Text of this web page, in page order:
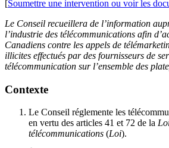
[Soumettre une intervention ou voir les
Le Conseil recueillera de l’information
l’industrie des télécommunications afin
Canadiens contre les appels de
illicites effectués par des fournisseurs de
télécommunication sur l’ensemble des
Contexte
Le Conseil réglemente les
en vertu des articles 41 et 72 de la
télécommunications (Loi).